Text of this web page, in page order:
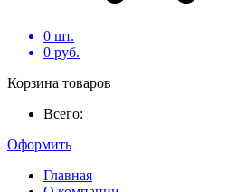
0 шт.
0 руб.
Корзина товаров
Всего:
Оформить
Главная